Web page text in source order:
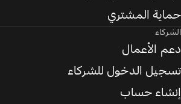
حماية المشتري
الشركاء
دعم الأعمال
تسجيل الدخول للشركاء
إنشاء حساب